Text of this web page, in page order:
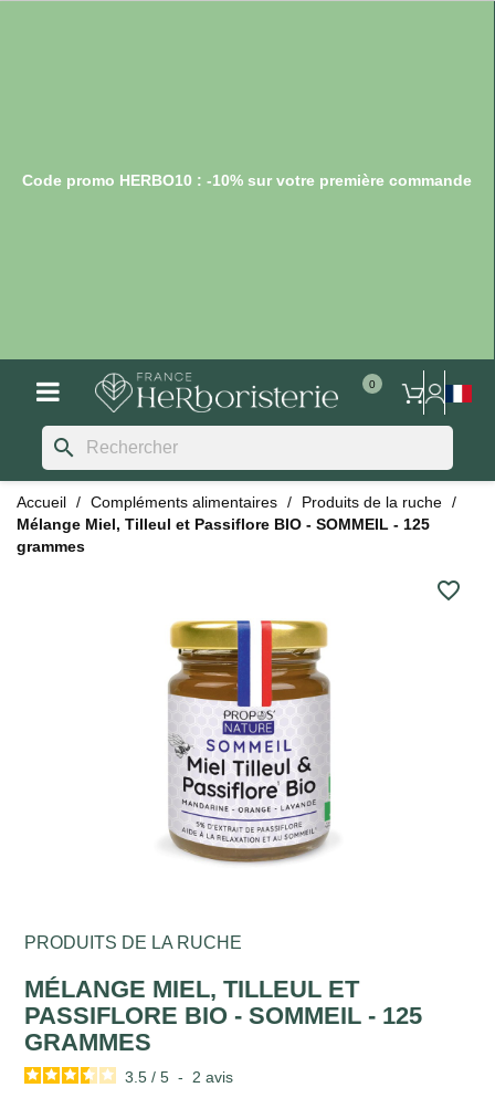
Code promo HERBO10 : -10% sur votre première commande
search
Accueil Compléments alimentaires
Produits de la ruche
Mélange Miel, Tilleul et Passiflore BIO - SOMMEIL - 125
grammes
favorite_border
PRODUITS DE LA RUCHE
MÉLANGE MIEL, TILLEUL ET
PASSIFLORE BIO - SOMMEIL - 125
GRAMMES
3.5 / 5 - 2avis